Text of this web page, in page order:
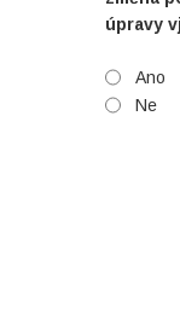
úpravy
Ano
Ne